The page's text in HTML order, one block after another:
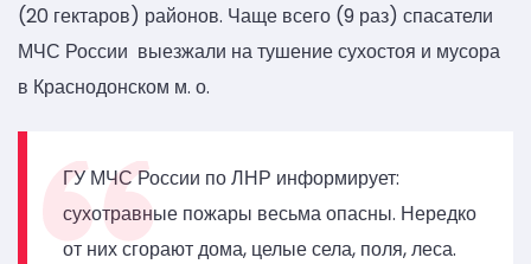
(20 гектаров) районов. Чаще всего (9 раз) спасатели
МЧС России выезжали на тушение сухостоя и мусора
в Краснодонском м. о.
ГУ МЧС России по ЛНР информирует:
сухотравные пожары весьма опасны. Нередко
от них сгорают дома, целые села, поля, леса.